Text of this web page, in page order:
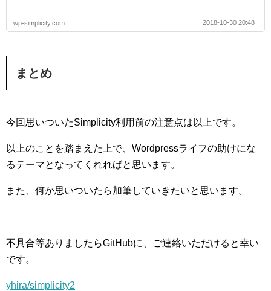
wp-simplicity.com 2018-10-30 20:48
まとめ
今回思いついたSimplicity利用前の注意点は以上です。
以上のことを踏まえた上で、Wordpressライフの助けにな
るテーマとなってくれればと思います。
また、何か思いついたら加筆していきたいと思います。
不具合等ありましたらGitHubに、ご連絡いただけると幸い
です。
yhira/simplicity2